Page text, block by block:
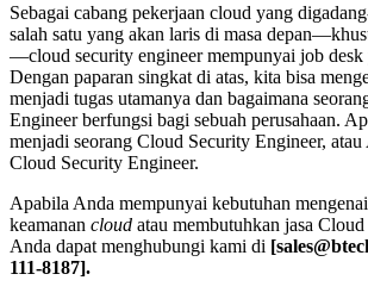
Sebagai cabang pekerjaan cloud yang
salah satu yang akan laris di masa
—cloud security engineer mempunyai job desk
Dengan paparan singkat di atas, kita bisa
menjadi tugas utamanya dan bagaimana
Engineer berfungsi bagi sebuah perusahaan.
menjadi seorang Cloud Security Engineer,
Cloud Security Engineer.
Apabila Anda mempunyai kebutuhan mengenai
keamanan cloud atau membutuhkan jasa
Anda dapat menghubungi kami di
111-8187].